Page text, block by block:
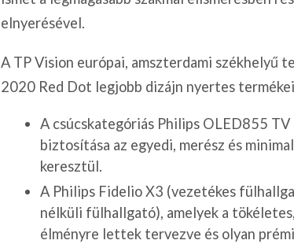
elnyerésével.
A TP Vision európai, amszterdami székhelyű
2020 Red Dot legjobb dizájn nyertes
A csúcskategóriás Philips OLED855
biztosítása az egyedi, merész és
keresztül.
A Philips Fidelio X3 (vezetékes
nélküli fülhallgató), amelyek a
élményre lettek tervezve és olyan